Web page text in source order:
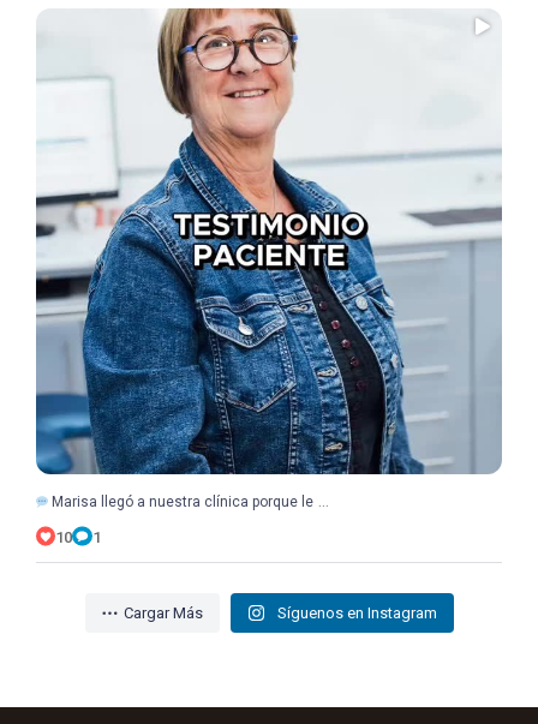
Marisa llegó a nuestra clínica porque le
10 1
Marisa llegó a nuestra clínica porque le
10 1
Cargar Más Síguenos en Instagram